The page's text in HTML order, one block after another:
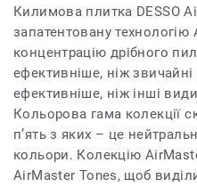
Килимова плитка DESSO
запатентовану
концентрацію дрібного
ефективніше, ніж
ефективніше, ніж інші
Кольорова гама колекції
п’ять з яких – це
кольори. Колекцію
AirMaster Tones, щоб